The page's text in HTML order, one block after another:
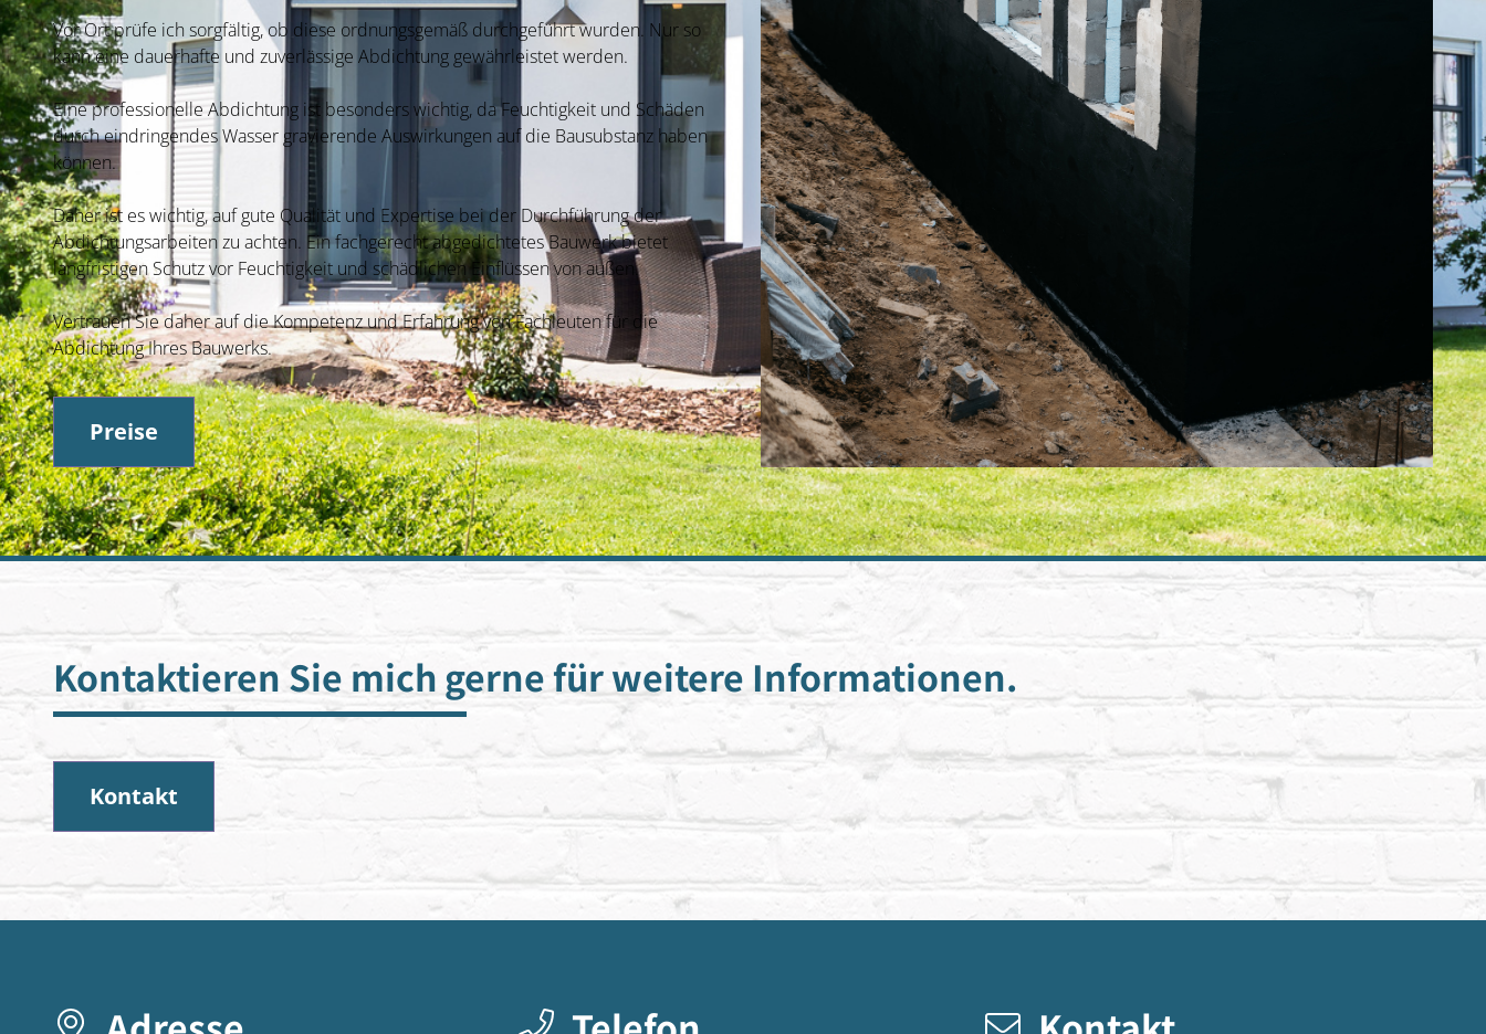
Vor Ort prüfe ich sorgfältig, ob diese ordnungsgemäß durchgeführt wurden. Nur so
kann eine dauerhafte und zuverlässige Abdichtung gewährleistet werden.
Eine professionelle Abdichtung ist besonders wichtig, da Feuchtigkeit und Schäden
durch eindringendes Wasser gravierende Auswirkungen auf die Bausubstanz haben
können.
Daher ist es wichtig, auf gute Qualität und Expertise bei der Durchführung der
Abdichtungsarbeiten zu achten. Ein fachgerecht abgedichtetes Bauwerk bietet
langfristigen Schutz vor Feuchtigkeit und schädlichen Einflüssen von außen.
Vertrauen Sie daher auf die Kompetenz und Erfahrung von Fachleuten für die
Abdichtung Ihres Bauwerks.
Preise
Kontaktieren Sie mich gerne für weitere Informationen.
Kontakt